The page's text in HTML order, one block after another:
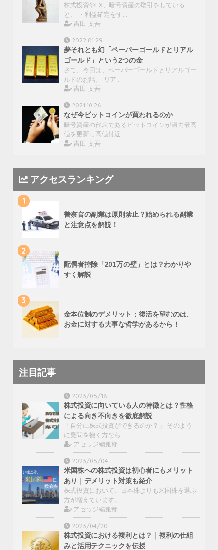
株式投資やFX、暗号資産の取引をしている
と、 ・利益確定をす…
吉田 文吾
2022.01.29
夢それとも幻「ペーパーゴールドとリアル
ゴールド」という2つの金
さて、今回は、ペーパーゴールドとリアルゴー
ルドのお話。 リア…
吉田 文吾
2021.10.26
なぜ今ビットコインが買われるのか
暗号資産の代表であるビットコインが過去最高
値を更新し高値付近…
吉田 文吾
アクセスランキング
1
警察官の副業は原則禁止？始められる副業
と注意点を解説！
2
配偶者控除「201万の壁」とは？わかりや
すく解説
3
金本位制のデメリット：復活を望むのは、
お金に対する大事な哲学があるから！
注目記事
2023/05/18
株式投資に向いている人の特徴とは？性格
による向き不向きを徹底解説
「自分に株式投資ができるのか？」 そのよう
に疑問を抱く方なら
アセッジ編集部
2023/05/04
米国株への株式投資は初心者にもメリット
あり｜デメリット対策も紹介
株式投資において、日本株よりも米国株を選ぶ
方が増えています。
アセッジ編集部
2023/04/20
株式投資における複利とは？｜複利の仕組
みと活用テクニックを伝授